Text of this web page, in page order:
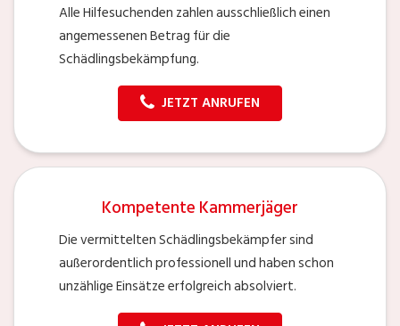
Alle Hilfesuchenden zahlen ausschließlich einen
angemessenen Betrag für die
Schädlingsbekämpfung.
JETZT ANRUFEN
Kompetente Kammerjäger
Die vermittelten Schädlingsbekämpfer sind
außerordentlich professionell und haben schon
unzählige Einsätze erfolgreich absolviert.